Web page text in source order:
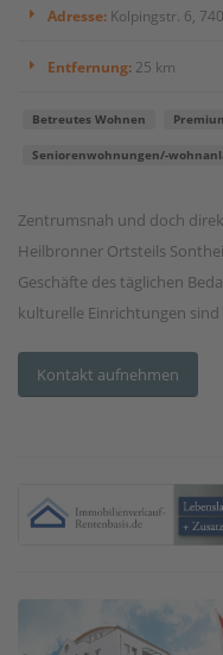
Adresse: Kolpingstr. 6,
Entfernung: 25 km
Betreutes Wohnen
Seniorenwohnungen/-
Zentrumsnah und doch
Heilbronner Ortsteils
Geschäfte des täglichen
kulturelle Einrichtungen
Kontakt aufnehmen